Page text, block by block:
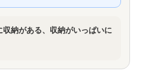
納がある、収納がいっぱいに